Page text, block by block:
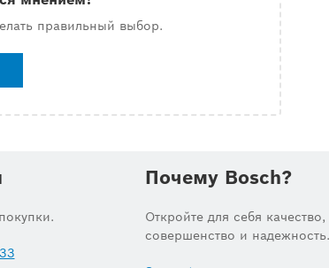
правильный выбор.
Почему Bosch?
Откройте для себя качество,
совершенство и надежность.